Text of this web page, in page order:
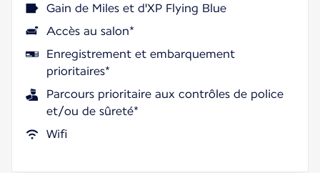
Gain de Miles et d'XP Flying Blue
Accès au salon*
Enregistrement et embarquement
prioritaires*
Parcours prioritaire aux contrôles de police
et/ou de sûreté*
Wifi